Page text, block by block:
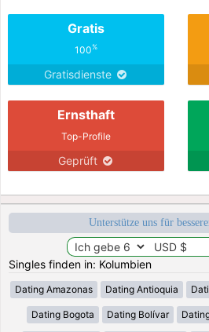
Gratis
100%
Gratisdienste
Ernsthaft
Top-Profile
Geprüft
Unterstütze uns für
Singles finden in: Kolumbien
Dating Amazonas Dating Antioquia
Dating Bogota Dating Bolívar